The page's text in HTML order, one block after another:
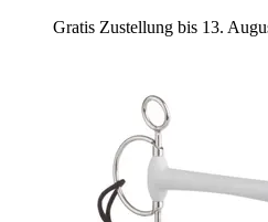
Gratis Zustellung bis 13.